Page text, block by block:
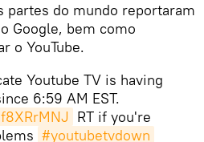
partes do mundo reportaram
Google, bem como
o YouTube.
Youtube TV is having
6:59 AM EST.
RT if you're
#youtubetvdown